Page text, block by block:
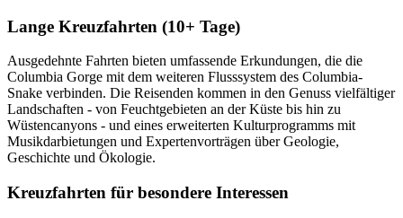
Lange Kreuzfahrten (10+ Tage)
Ausgedehnte Fahrten bieten umfassende Erkundungen, die die
Columbia Gorge mit dem weiteren Flusssystem des Columbia-
Snake verbinden. Die Reisenden kommen in den Genuss vielfältiger
Landschaften - von Feuchtgebieten an der Küste bis hin zu
Wüstencanyons - und eines erweiterten Kulturprogramms mit
Musikdarbietungen und Expertenvorträgen über Geologie,
Geschichte und Ökologie.
Kreuzfahrten für besondere Interessen